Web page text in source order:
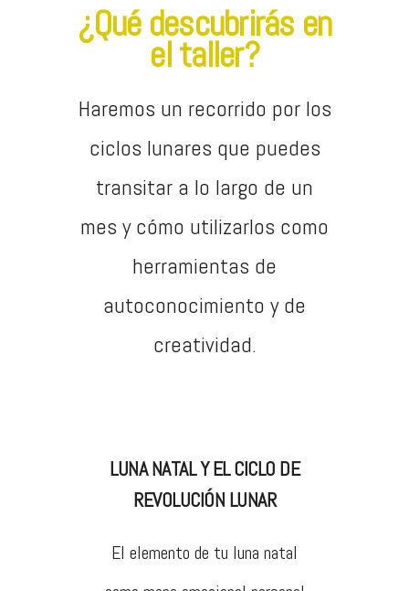
¿Qué descubrirás en
el taller?
Haremos un recorrido por los
ciclos lunares que puedes
transitar a lo largo de un
mes y cómo utilizarlos como
herramientas de
autoconocimiento y de
creatividad.
LUNA NATAL Y EL CICLO DE
REVOLUCIÓN LUNAR
El elemento de tu luna natal